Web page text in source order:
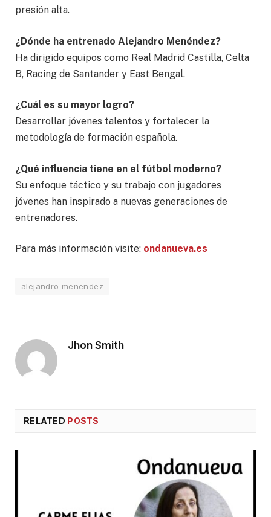
presión alta.
¿Dónde ha entrenado Alejandro Menéndez?
Ha dirigido equipos como Real Madrid Castilla, Celta
B, Racing de Santander y East Bengal.
¿Cuál es su mayor logro?
Desarrollar jóvenes talentos y fortalecer la
metodología de formación española.
¿Qué influencia tiene en el fútbol moderno?
Su enfoque táctico y su trabajo con jugadores
jóvenes han inspirado a nuevas generaciones de
entrenadores.
Para más información visite: ondanueva.es
alejandro menendez
Jhon Smith
RELATED POSTS